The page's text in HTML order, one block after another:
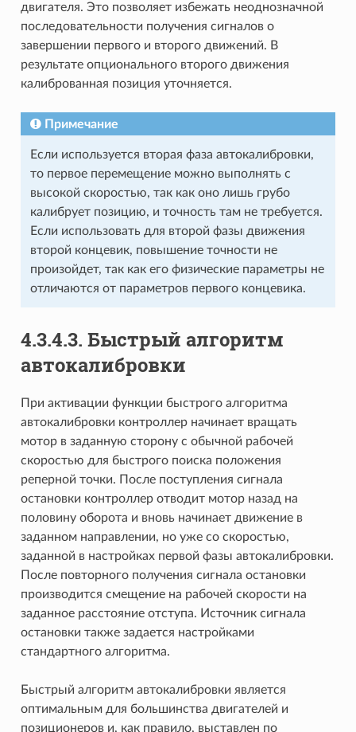
двигателя. Это позволяет избежать неоднозначной
последовательности получения сигналов о
завершении первого и второго движений. В
результате опционального второго движения
калиброванная позиция уточняется.
Примечание
Если используется вторая фаза автокалибровки,
то первое перемещение можно выполнять с
высокой скоростью, так как оно лишь грубо
калибрует позицию, и точность там не требуется.
Если использовать для второй фазы движения
второй концевик, повышение точности не
произойдет, так как его физические параметры не
отличаются от параметров первого концевика.
4.3.4.3. Быстрый алгоритм
автокалибровки
При активации функции быстрого алгоритма
автокалибровки контроллер начинает вращать
мотор в заданную сторону с обычной рабочей
скоростью для быстрого поиска положения
реперной точки. После поступления сигнала
остановки контроллер отводит мотор назад на
половину оборота и вновь начинает движение в
заданном направлении, но уже со скоростью,
заданной в настройках первой фазы автокалибровки.
После повторного получения сигнала остановки
производится смещение на рабочей скорости на
заданное расстояние отступа. Источник сигнала
остановки также задается настройками
стандартного алгоритма.
Быстрый алгоритм автокалибровки является
оптимальным для большинства двигателей и
позиционеров и, как правило, выставлен по